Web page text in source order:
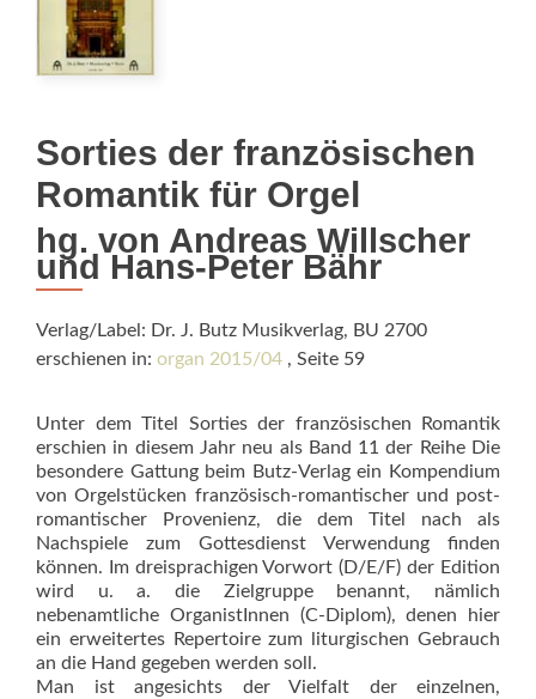
Sorties der französischen
Romantik für Orgel
hg. von Andreas Willscher
und Hans-Peter Bähr
Verlag/Label: Dr. J. Butz Musikverlag, BU 2700
erschienen in: organ 2015/04 , Seite 59
Unter dem Titel Sorties der französischen Romantik
erschien in diesem Jahr neu als Band 11 der Reihe Die
besondere Gattung beim Butz-Verlag ein Kompendium
von Orgelstücken französisch-romantischer und post-
romantischer Provenienz, die dem Titel nach als
Nachspiele zum Gottesdienst Verwendung finden
können. Im dreisprachigen Vorwort (D/E/F) der Edition
wird u. a. die Zielgruppe benannt, nämlich
nebenamtliche OrganistInnen (C-Diplom), denen hier
ein erweitertes Repertoire zum liturgischen Gebrauch
an die Hand gegeben werden soll.
Man ist angesichts der Vielfalt der einzelnen,